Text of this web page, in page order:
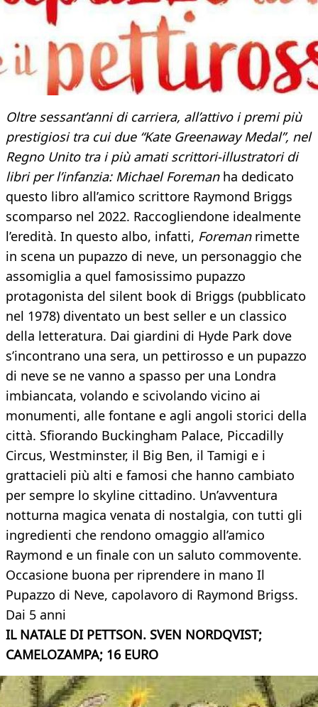
Oltre sessant’anni di carriera, all’attivo i premi più
prestigiosi tra cui due “Kate Greenaway Medal”, nel
Regno Unito tra i più amati scrittori-illustratori di
libri per l’infanzia: Michael Foreman ha dedicato
questo libro all’amico scrittore Raymond Briggs
scomparso nel 2022. Raccogliendone idealmente
l’eredità. In questo albo, infatti, Foremanrimette
in scena un pupazzo di neve, un personaggio che
assomiglia a quel famosissimo pupazzo
protagonista del silent book di Briggs (pubblicato
nel 1978) diventato un best seller e un classico
della letteratura. Dai giardini di Hyde Park dove
s’incontrano una sera, un pettirosso e un pupazzo
di neve se ne vanno a spasso per una Londra
imbiancata, volando e scivolando vicino ai
monumenti, alle fontane e agli angoli storici della
città. Sfiorando Buckingham Palace, Piccadilly
Circus, Westminster, il Big Ben, il Tamigi e i
grattacieli più alti e famosi che hanno cambiato
per sempre lo skyline cittadino. Un’avventura
notturna magica venata di nostalgia, con tutti gli
ingredienti che rendono omaggio all’amico
Raymond e un finale con un saluto commovente.
Occasione buona per riprendere in mano Il
Pupazzo di Neve, capolavoro di Raymond Brigss.
Dai 5 anni
IL NATALE DI PETTSON. SVEN NORDQVIST;
CAMELOZAMPA; 16 EURO